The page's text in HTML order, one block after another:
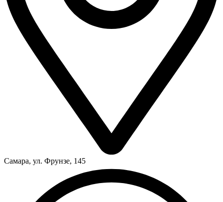
Самара, ул. Фрунзе, 145